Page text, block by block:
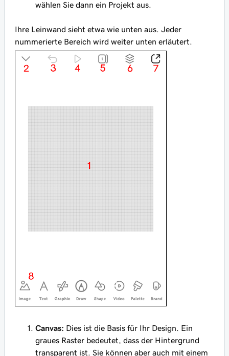
wählen Sie dann ein Projekt aus.
Ihre Leinwand sieht etwa wie unten aus. Jeder
nummerierte Bereich wird weiter unten erläutert.
Canvas: Dies ist die Basis für Ihr Design. Ein
graues Raster bedeutet, dass der Hintergrund
transparent ist. Sie können aber auch mit einem